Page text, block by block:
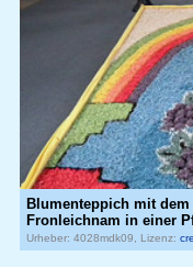
Blumenteppich mit
Fronleichnam in einer
Urheber: 4028mdk09, Lizenz: